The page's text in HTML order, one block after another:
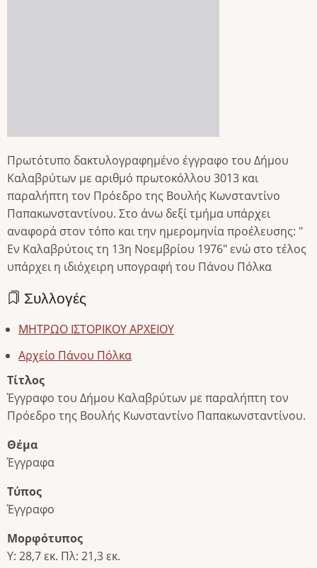
Πρωτότυπο δακτυλογραφημένο έγγραφο του Δήμου
Καλαβρύτων με αριθμό πρωτοκόλλου 3013 και
παραλήπτη τον Πρόεδρο της Βουλής Κωνσταντίνο
Παπακωνσταντίνου. Στο άνω δεξί τμήμα υπάρχει
αναφορά στον τόπο και την ημερομηνία προέλευσης: "
Εν Καλαβρύτοις τη 13η Νοεμβρίου 1976" ενώ στο τέλος
υπάρχει η ιδιόχειρη υπογραφή του Πάνου Πόλκα
Συλλογές
ΜΗΤΡΩΟ ΙΣΤΟΡΙΚΟΥ ΑΡΧΕΙΟΥ
Αρχείο Πάνου Πόλκα
Τίτλος
Έγγραφο του Δήμου Καλαβρύτων με παραλήπτη τον
Πρόεδρο της Βουλής Κωνσταντίνο Παπακωνσταντίνου.
Θέμα
Έγγραφα
Τύπος
Έγγραφο
Μορφότυπος
Υ: 28,7 εκ. Πλ: 21,3 εκ.